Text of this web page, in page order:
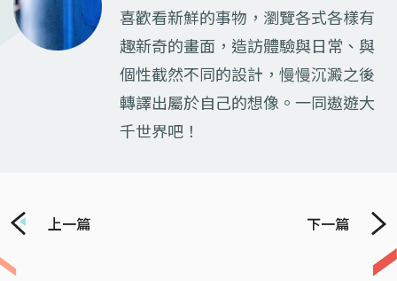
喜歡看新鮮的事物，瀏覽各式各樣有
趣新奇的畫面，造訪體驗與日常、與
個性截然不同的設計，慢慢沉澱之後
轉譯出屬於自己的想像。一同遨遊大
千世界吧！
上一篇 下一篇
Next